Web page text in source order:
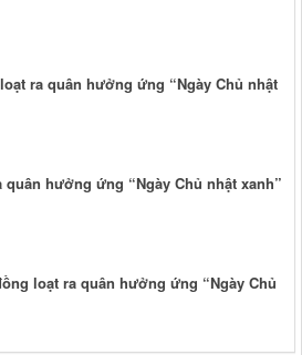
ra quân hưởng ứng “Ngày Chủ nhật
hưởng ứng “Ngày Chủ nhật xanh”
loạt ra quân hưởng ứng “Ngày Chủ